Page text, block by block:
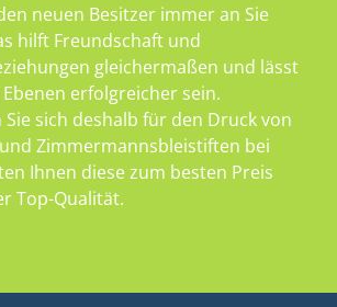
neuen Besitzer immer an Sie
hilft Freundschaft und
gleichermaßen und lässt
erfolgreicher sein.
Sie sich deshalb für den Druck von
Zimmermannsbleistiften bei
Ihnen diese zum besten Preis
Top-Qualität.